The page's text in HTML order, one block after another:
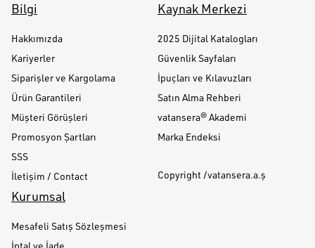
Bilgi
Hakkımızda
Kariyerler
Siparişler ve Kargolama
Ürün Garantileri
Müşteri Görüşleri
Promosyon Şartları
SSS
İletişim / Contact
Kaynak Merkezi
2025 Dijital Katalogları
Güvenlik Sayfaları
İpuçları ve Kılavuzları
Satın Alma Rehberi
vatansera® Akademi
Marka Endeksi
Copyright /vatansera.a.ş
Kurumsal
Mesafeli Satış Sözleşmesi
İptal ve İade